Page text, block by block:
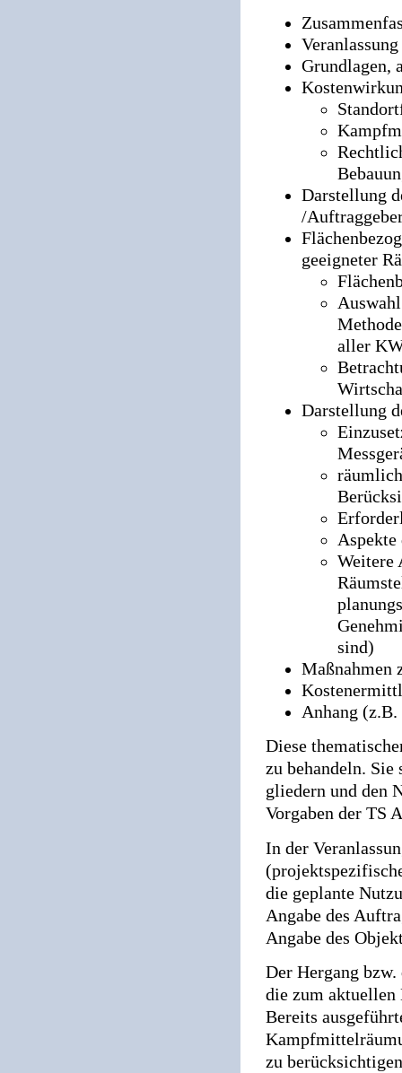
Grundlagen,
Darstellung
/
geeigneter
aller
Darstellung
Aspekte
Weitere
sind)
Maßnahmen
Anhang
Diese
zu behandeln.
gliedern und den
Vorgaben der TS
In der
die geplante
Angabe des
Angabe des
Der Hergang
die zum aktuellen
Bereits
zu